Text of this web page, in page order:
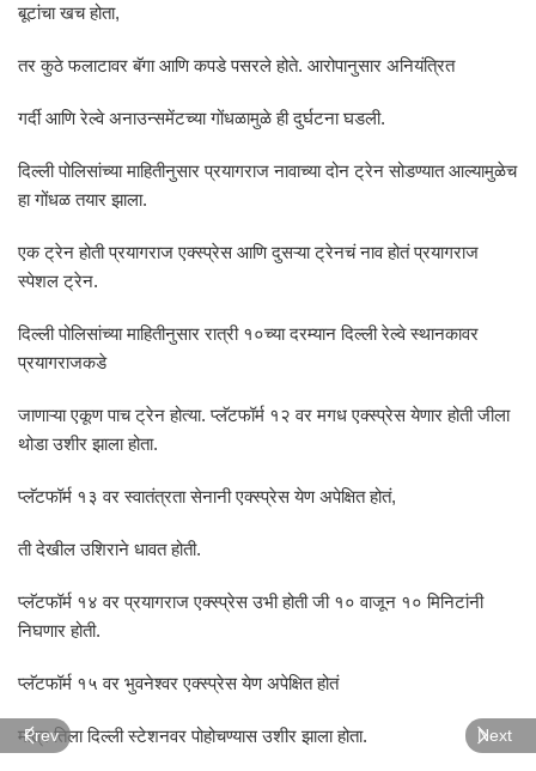
बूटांचा खच होता,
तर कुठे फलाटावर बॅगा आणि कपडे पसरले होते. आरोपानुसार अनियंत्रित
गर्दी आणि रेल्वे अनाउन्समेंटच्या गोंधळामुळे ही दुर्घटना घडली.
दिल्ली पोलिसांच्या माहितीनुसार प्रयागराज नावाच्या दोन ट्रेन सोडण्यात आल्यामुळेच
हा गोंधळ तयार झाला.
एक ट्रेन होती प्रयागराज एक्स्प्रेस आणि दुसऱ्या ट्रेनचं नाव होतं प्रयागराज
स्पेशल ट्रेन.
दिल्ली पोलिसांच्या माहितीनुसार रात्री १०च्या दरम्यान दिल्ली रेल्वे स्थानकावर
प्रयागराजकडे
जाणाऱ्या एकूण पाच ट्रेन होत्या. प्लॅटफॉर्म १२ वर मगध एक्स्प्रेस येणार होती जीला
थोडा उशीर झाला होता.
प्लॅटफॉर्म १३ वर स्वातंत्रता सेनानी एक्स्प्रेस येण अपेक्षित होतं,
ती देखील उशिराने धावत होती.
प्लॅटफॉर्म १४ वर प्रयागराज एक्स्प्रेस उभी होती जी १० वाजून १० मिनिटांनी
निघणार होती.
प्लॅटफॉर्म १५ वर भुवनेश्वर एक्स्प्रेस येण अपेक्षित होतं
मात्र तिला दिल्ली स्टेशनवर पोहोचण्यास उशीर झाला होता.
Prev Next